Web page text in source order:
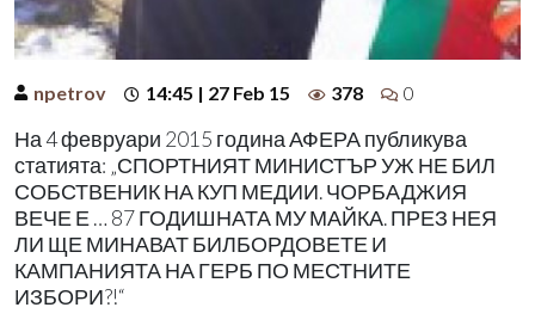
npetrov 14:45 | 27 Feb 15 378 0
На 4 февруари 2015 година АФЕРА публикува
статията: „СПОРТНИЯТ МИНИСТЪР УЖ НЕ БИЛ
СОБСТВЕНИК НА КУП МЕДИИ. ЧОРБАДЖИЯ
ВЕЧЕ Е … 87 ГОДИШНАТА МУ МАЙКА. ПРЕЗ НЕЯ
ЛИ ЩЕ МИНАВАТ БИЛБОРДОВЕТЕ И
КАМПАНИЯТА НА ГЕРБ ПО МЕСТНИТЕ
ИЗБОРИ?!“